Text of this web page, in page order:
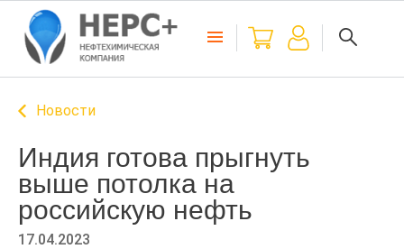
Новости
Индия готова прыгнуть
выше потолка на
российскую нефть
17.04.2023